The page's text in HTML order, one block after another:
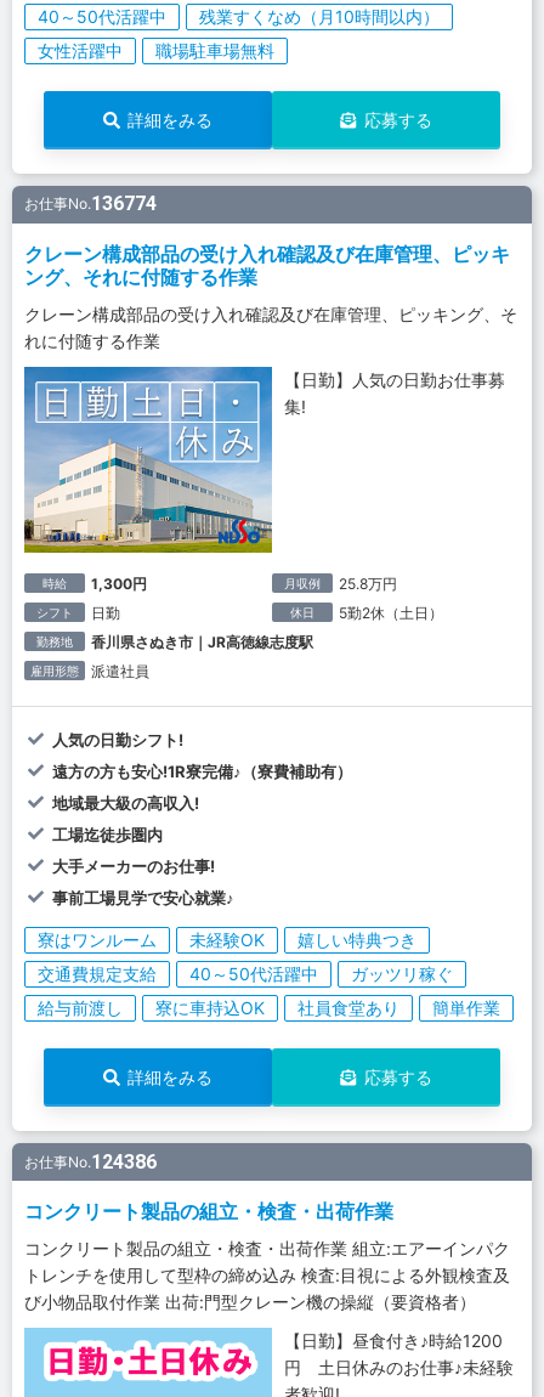
40～50代活躍中
残業すくなめ（月10時間以内）
女性活躍中
職場駐車場無料
詳細をみる 応募する
お仕事No.136774
クレーン構成部品の受け入れ確認及び在庫管理、ピッキ
ング、それに付随する作業
クレーン構成部品の受け入れ確認及び在庫管理、ピッキング、そ
れに付随する作業
【日勤】人気の日勤お仕事募
集!
時給 1,300円 月収例 25.8万円
シフト 日勤 休日 5勤2休（土日）
勤務地 香川県さぬき市｜JR高徳線志度駅
雇用形態 派遣社員
人気の日勤シフト!
遠方の方も安心!1R寮完備♪（寮費補助有）
地域最大級の高収入!
工場迄徒歩圏内
大手メーカーのお仕事!
事前工場見学で安心就業♪
寮はワンルーム 未経験OK
嬉しい特典つき
交通費規定支給
40～50代活躍中
ガッツリ稼ぐ
給与前渡し
寮に車持込OK 社員食堂あり 簡単作業
詳細をみる 応募する
お仕事No.124386
コンクリート製品の組立・検査・出荷作業
コンクリート製品の組立・検査・出荷作業 組立:エアーインパク
トレンチを使用して型枠の締め込み 検査:目視による外観検査及
び小物品取付作業 出荷:門型クレーン機の操縦（要資格者）
【日勤】昼食付き♪時給1200
円 土日休みのお仕事♪未経験